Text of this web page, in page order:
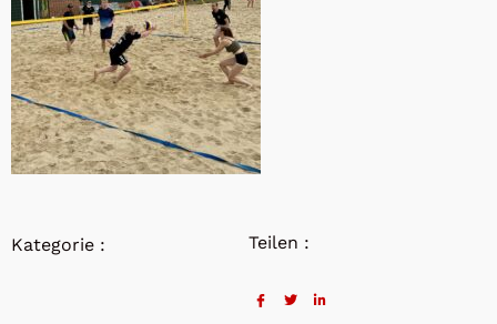
Kategorie : Teilen :